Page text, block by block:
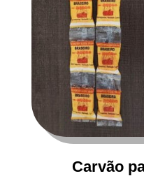
Carvão